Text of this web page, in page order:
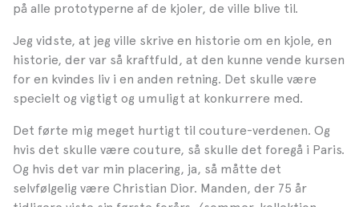
på alle prototyperne af de kjoler, de ville blive til.
Jeg vidste, at jeg ville skrive en historie om en kjole, en
historie, der var så kraftfuld, at den kunne vende kursen
for en kvindes liv i en anden retning. Det skulle være
specielt og vigtigt og umuligt at konkurrere med.
Det førte mig meget hurtigt til couture-verdenen. Og
hvis det skulle være couture, så skulle det foregå i Paris.
Og hvis det var min placering, ja, så måtte det
selvfølgelig være Christian Dior. Manden, der 75 år